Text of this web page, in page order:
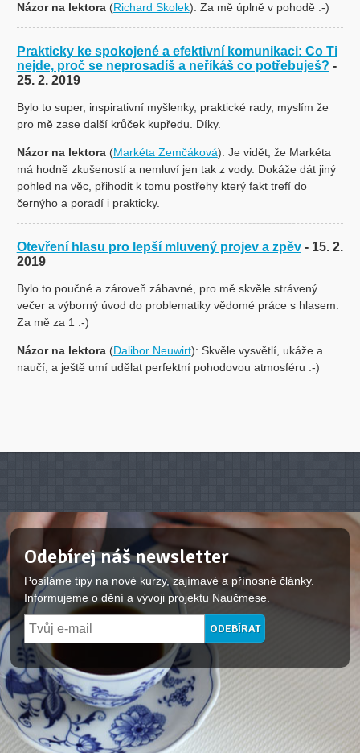
Názor na lektora(Richard Skolek): Za mě úplně v pohodě :-)
Prakticky ke spokojené a efektivní komunikaci: Co Ti
nejde, proč se neprosadíš a neříkáš co potřebuješ? -
25. 2. 2019
Bylo to super, inspirativní myšlenky, praktické rady, myslím že
pro mě zase další krůček kupředu. Díky.
Názor na lektora(Markéta Zemčáková): Je vidět, že Markéta
má hodně zkušeností a nemluví jen tak z vody. Dokáže dát jiný
pohled na věc, přihodit k tomu postřehy který fakt trefí do
černýho a poradí i prakticky.
Otevření hlasu pro lepší mluvený projev a zpěv - 15. 2.
2019
Bylo to poučné a zároveň zábavné, pro mě skvěle strávený
večer a výborný úvod do problematiky vědomé práce s hlasem.
Za mě za 1 :-)
Názor na lektora(Dalibor Neuwirt): Skvěle vysvětlí, ukáže a
naučí, a ještě umí udělat perfektní pohodovou atmosféru :-)
Odebírej náš newsletter
Posíláme tipy na nové kurzy, zajímavé a přínosné články.
Informujeme o dění a vývoji projektu Naučmese.